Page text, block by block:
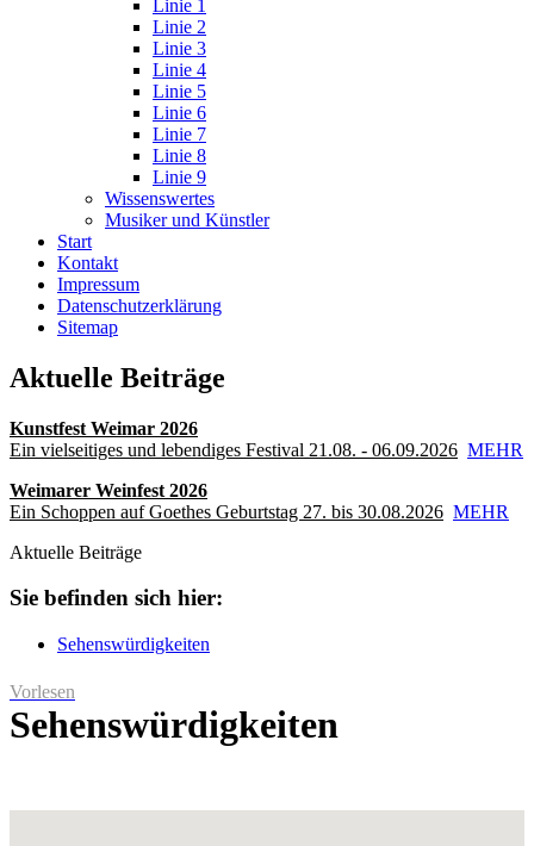
Linie 1
Linie 2
Linie 3
Linie 4
Linie 5
Linie 6
Linie 7
Linie 8
Linie 9
Wissenswertes
Musiker und Künstler
Start
Kontakt
Impressum
Datenschutz­erklärung
Sitemap
Aktuelle Beiträge
Kunstfest Weimar 2026
Ein vielseitiges und lebendiges Festival 21.08. - 06.09.2026 MEHR
Weimarer Weinfest 2026
Ein Schoppen auf Goethes Geburtstag 27. bis 30.08.2026 MEHR
Aktuelle Beiträge
Sie befinden sich hier:
Sehenswürdigkeiten
Vorlesen
Sehenswürdigkeiten